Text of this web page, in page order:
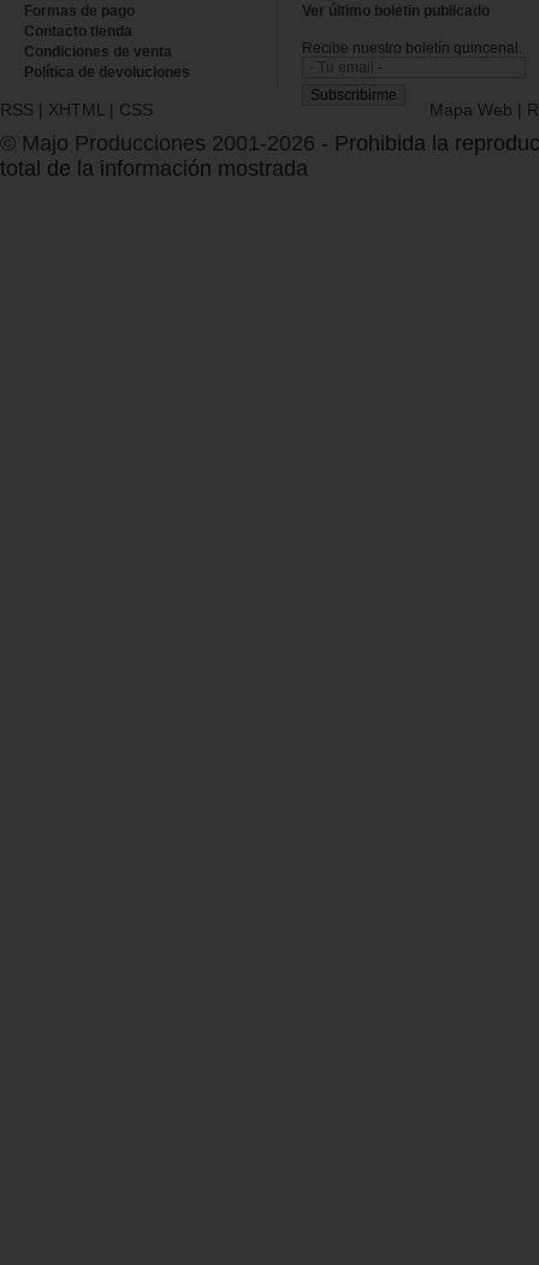
Formas de pago
Contacto tienda
Condiciones de venta
Política de devoluciones
Ver último boletin publicado
Recibe nuestro boletín quincenal.
RSS | XHTML | CSS Mapa Web |
© Majo Producciones 2001-2026 - Prohibida la
total de la información mostrada